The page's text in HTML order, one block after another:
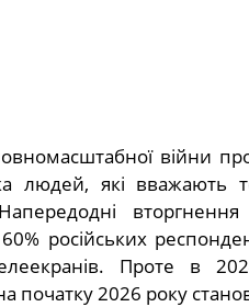
війни
людей, які вважають
російських
Проте в
початку 2026 року